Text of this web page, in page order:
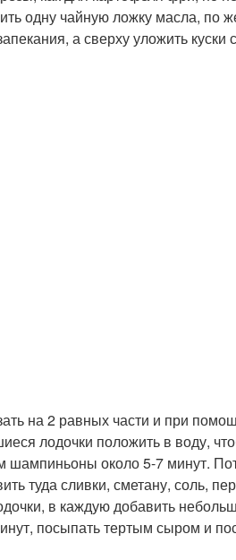
одну чайную ложку масла, по
а сверху уложить куски
на 2 равных части и при
лодочки положить в воду,
шампиньоны около 5-7 минут.
туда сливки, сметану, соль,
в каждую добавить
посыпать тертым сыром и